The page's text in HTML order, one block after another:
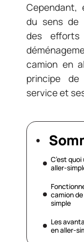
Cependant,
du sens de
des efforts
camion en
principe
service et
C’est
aller-
camion
simple
Les
en aller-